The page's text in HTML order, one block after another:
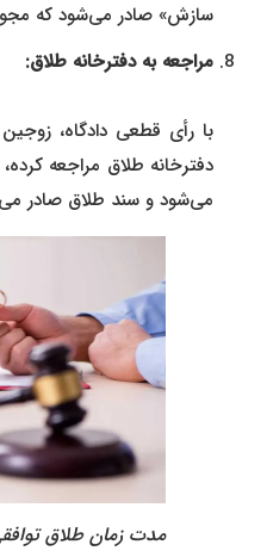
سازش» صادر می‌شود که مجوز
مراجعه به دفترخانه طلاق:
با رأی قطعی دادگاه، زوجین
دفترخانه طلاق مراجعه
می‌شود و سند طلاق صادر
مدت زمان طلاق